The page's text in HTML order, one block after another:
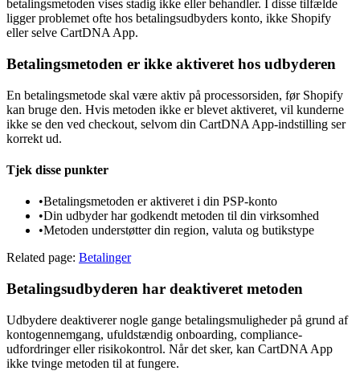
betalingsmetoden vises stadig ikke eller behandler. I disse tilfælde
ligger problemet ofte hos betalingsudbyders konto, ikke Shopify
eller selve CartDNA App.
Betalingsmetoden er ikke aktiveret hos udbyderen
En betalingsmetode skal være aktiv på processorsiden, før Shopify
kan bruge den. Hvis metoden ikke er blevet aktiveret, vil kunderne
ikke se den ved checkout, selvom din CartDNA App-indstilling ser
korrekt ud.
Tjek disse punkter
•Betalingsmetoden er aktiveret i din PSP-konto
•Din udbyder har godkendt metoden til din virksomhed
•Metoden understøtter din region, valuta og butikstype
Related page: Betalinger
Betalingsudbyderen har deaktiveret metoden
Udbydere deaktiverer nogle gange betalingsmuligheder på grund af
kontogennemgang, ufuldstændig onboarding, compliance-
udfordringer eller risikokontrol. Når det sker, kan CartDNA App
ikke tvinge metoden til at fungere.